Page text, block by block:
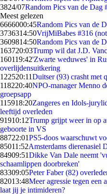
3824/07Random Pics van de Dag
Meest gelezen
6666000:45Random Pics van de
3736314:50VrijMiBabes #316
3609814:50Random Pics van de
163720:03Trump wil dat J.D.
160119:42'Zwarte weduwes' in
overlijdensuitkering
122520:11Duitser (93) crasht met
118220:40NPO-manager Menno
groepsapp
115918:20Zangeres en Idols-
leeftijd overleden
91910:12Trump grijpt weer in op
geboorte in VS
88722:01PS5-doos waarschuwt
85011:52Amsterdams dierenasiel
84909:51Dikke Van Dale neemt
schaamlippen doorbreken'
83309:05Peter Faber (82)
82013:48Meer agressie tegen een
laat jij je intimideren?